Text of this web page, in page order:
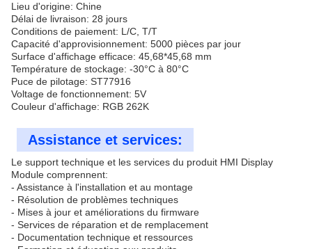
Lieu d'origine: Chine
Délai de livraison: 28 jours
Conditions de paiement: L/C, T/T
Capacité d'approvisionnement: 5000 pièces par jour
Surface d'affichage efficace: 45,68*45,68 mm
Température de stockage: -30°C à 80°C
Puce de pilotage: ST77916
Voltage de fonctionnement: 5V
Couleur d'affichage: RGB 262K
Assistance et services:
Le support technique et les services du produit HMI Display
Module comprennent:
- Assistance à l'installation et au montage
- Résolution de problèmes techniques
- Mises à jour et améliorations du firmware
- Services de réparation et de remplacement
- Documentation technique et ressources